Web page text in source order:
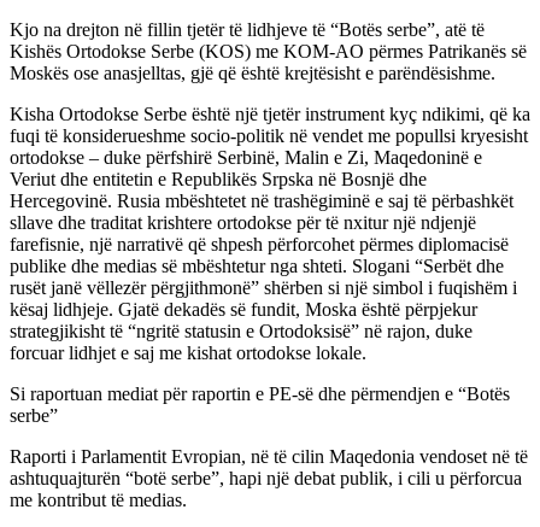
Kjo na drejton në fillin tjetër të lidhjeve të “Botës serbe”, atë të
Kishës Ortodokse Serbe (KOS) me KOM-AO përmes Patrikanës së
Moskës ose anasjelltas, gjë që është krejtësisht e parëndësishme.
Kisha Ortodokse Serbe është një tjetër instrument kyç ndikimi, që ka
fuqi të konsiderueshme socio-politik në vendet me popullsi kryesisht
ortodokse – duke përfshirë Serbinë, Malin e Zi, Maqedoninë e
Veriut dhe entitetin e Republikës Srpska në Bosnjë dhe
Hercegovinë. Rusia mbështetet në trashëgiminë e saj të përbashkët
sllave dhe traditat krishtere ortodokse për të nxitur një ndjenjë
farefisnie, një narrativë që shpesh përforcohet përmes diplomacisë
publike dhe medias së mbështetur nga shteti. Slogani “Serbët dhe
rusët janë vëllezër përgjithmonë” shërben si një simbol i fuqishëm i
kësaj lidhjeje. Gjatë dekadës së fundit, Moska është përpjekur
strategjikisht të “ngritë statusin e Ortodoksisë” në rajon, duke
forcuar lidhjet e saj me kishat ortodokse lokale.
Si raportuan mediat për raportin e PE-së dhe përmendjen e “Botës
serbe”
Raporti i Parlamentit Evropian, në të cilin Maqedonia vendoset në të
ashtuquajturën “botë serbe”, hapi një debat publik, i cili u përforcua
me kontribut të medias.